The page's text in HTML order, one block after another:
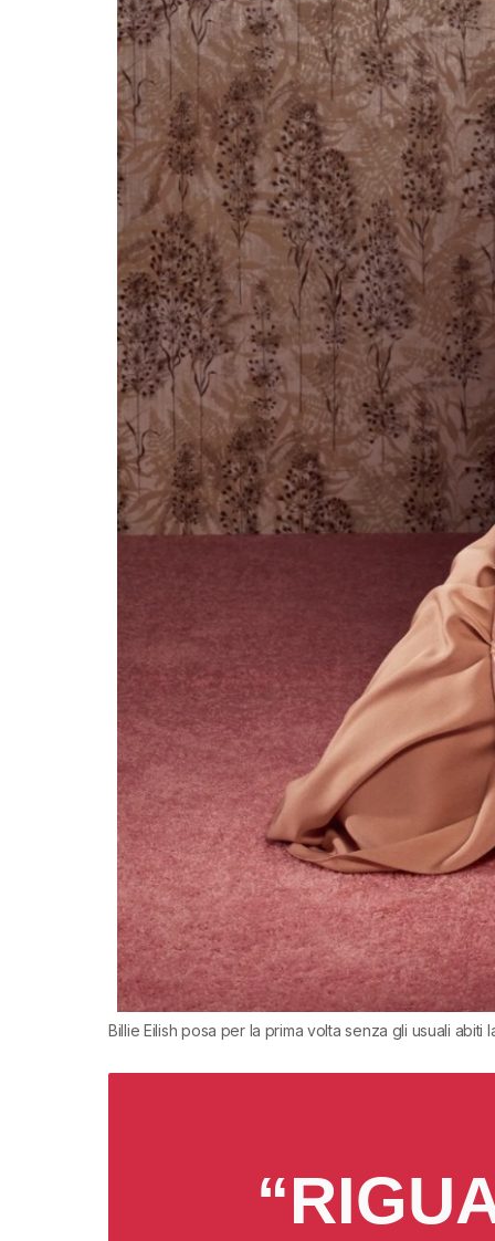
Billie Eilish posa per la prima volta senza gli usuali abiti